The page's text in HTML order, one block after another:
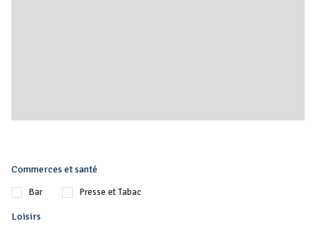
Commerces et santé
Bar Presse et Tabac
Loisirs